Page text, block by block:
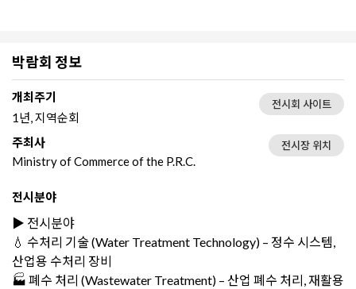
박람회 정보
개최주기
1년, 지역순회
전시회 사이트
주최사
Ministry of Commerce of the P.R.C.
전시장 위치
전시분야
▶️ 전시분야
💧 수처리 기술 (Water Treatment Technology) – 정수 시스템,
산업용 수처리 장비
🏭 폐수 처리 (Wastewater Treatment) – 산업 폐수 처리, 재활용